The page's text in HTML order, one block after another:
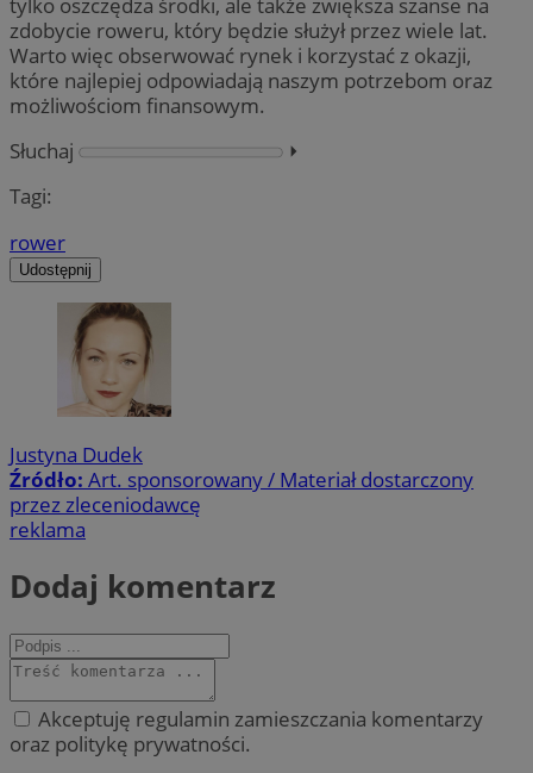
zdobycie roweru, który będzie służył przez wiele lat.
Warto więc obserwować rynek i korzystać z okazji,
które najlepiej odpowiadają naszym potrzebom oraz
możliwościom finansowym.
Słuchaj
⏵︎
Tagi:
rower
Udostępnij
Justyna Dudek
Źródło: Art. sponsorowany / Materiał dostarczony
przez zleceniodawcę
reklama
Dodaj komentarz
Akceptuję regulamin zamieszczania komentarzy
oraz politykę prywatności.